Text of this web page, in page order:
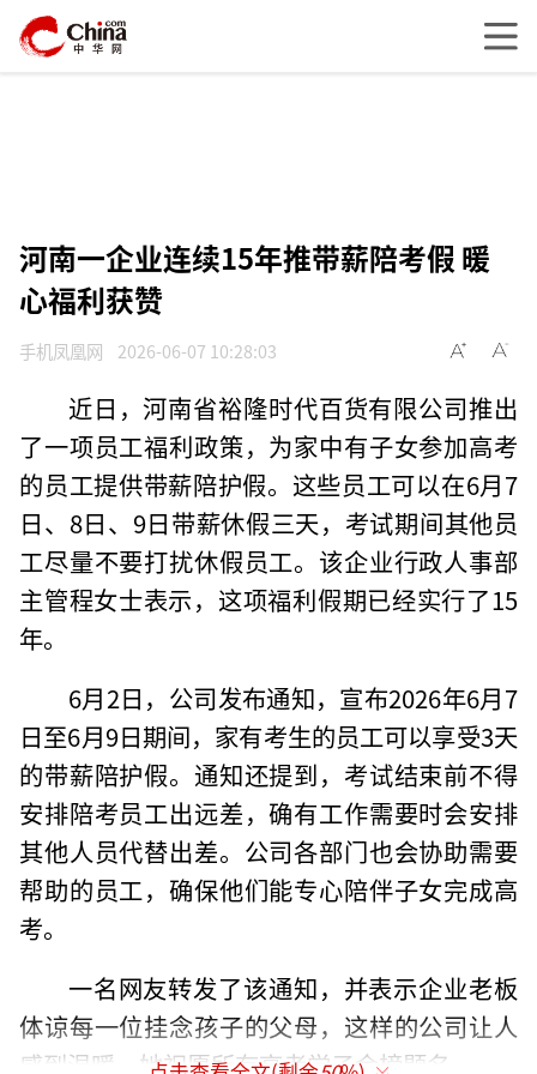
河南一企业连续15年推带薪陪考假 暖
心福利获赞
手机凤凰网 2026-06-07 10:28:03
近日，河南省裕隆时代百货有限公司推出
了一项员工福利政策，为家中有子女参加高考
的员工提供带薪陪护假。这些员工可以在6月7
日、8日、9日带薪休假三天，考试期间其他员
工尽量不要打扰休假员工。该企业行政人事部
主管程女士表示，这项福利假期已经实行了15
年。
6月2日，公司发布通知，宣布2026年6月7
日至6月9日期间，家有考生的员工可以享受3天
的带薪陪护假。通知还提到，考试结束前不得
安排陪考员工出远差，确有工作需要时会安排
其他人员代替出差。公司各部门也会协助需要
帮助的员工，确保他们能专心陪伴子女完成高
考。
一名网友转发了该通知，并表示企业老板
体谅每一位挂念孩子的父母，这样的公司让人
感到温暖，她祝愿所有高考学子金榜题名。